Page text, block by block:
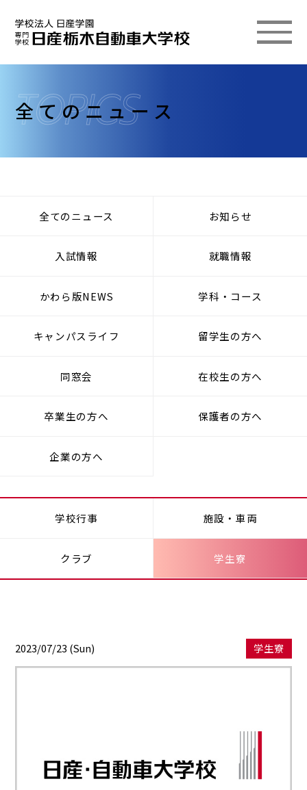
全てのニュース
全てのニュース お知らせ
入試情報 就職情報
かわら版NEWS 学科・コース
キャンパスライフ 留学生の方へ
同窓会 在校生の方へ
卒業生の方へ 保護者の方へ
企業の方へ
学校行事 施設・車両
クラブ 学生寮
2023/07/23 (Sun) 学生寮